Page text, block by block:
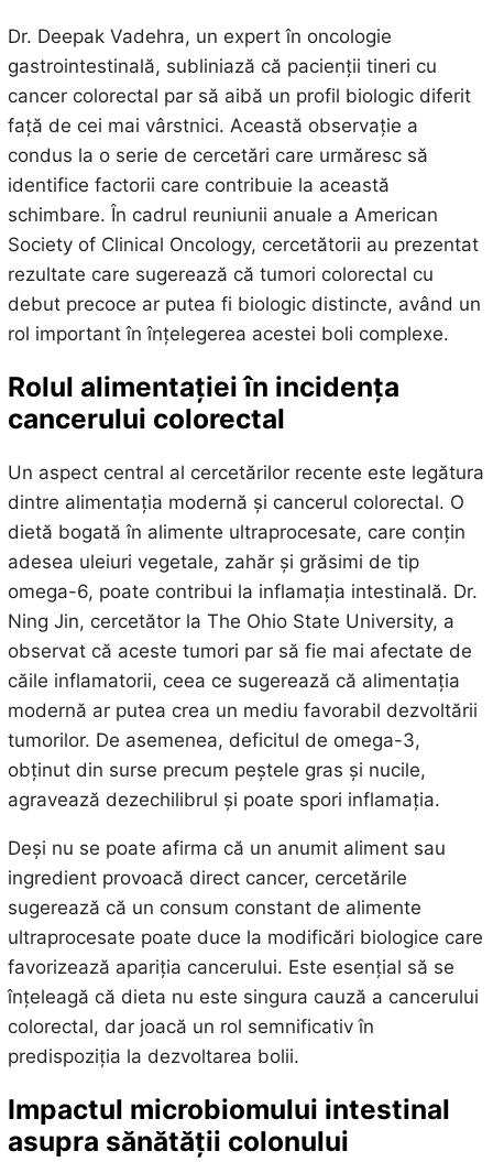
Dr. Deepak Vadehra, un expert în oncologie
gastrointestinală, subliniază că pacienții tineri cu
cancer colorectal par să aibă un profil biologic diferit
față de cei mai vârstnici. Această observație a
condus la o serie de cercetări care urmăresc să
identifice factorii care contribuie la această
schimbare. În cadrul reuniunii anuale a American
Society of Clinical Oncology, cercetătorii au prezentat
rezultate care sugerează că tumori colorectal cu
debut precoce ar putea fi biologic distincte, având un
rol important în înțelegerea acestei boli complexe.
Rolul alimentației în incidența
cancerului colorectal
Un aspect central al cercetărilor recente este legătura
dintre alimentația modernă și cancerul colorectal. O
dietă bogată în alimente ultraprocesate, care conțin
adesea uleiuri vegetale, zahăr și grăsimi de tip
omega-6, poate contribui la inflamația intestinală. Dr.
Ning Jin, cercetător la The Ohio State University, a
observat că aceste tumori par să fie mai afectate de
căile inflamatorii, ceea ce sugerează că alimentația
modernă ar putea crea un mediu favorabil dezvoltării
tumorilor. De asemenea, deficitul de omega-3,
obținut din surse precum peștele gras și nucile,
agravează dezechilibrul și poate spori inflamația.
Deși nu se poate afirma că un anumit aliment sau
ingredient provoacă direct cancer, cercetările
sugerează că un consum constant de alimente
ultraprocesate poate duce la modificări biologice care
favorizează apariția cancerului. Este esențial să se
înțeleagă că dieta nu este singura cauză a cancerului
colorectal, dar joacă un rol semnificativ în
predispoziția la dezvoltarea bolii.
Impactul microbiomului intestinal
asupra sănătății colonului